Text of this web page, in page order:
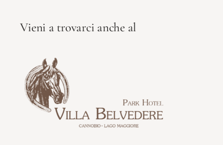
Vieni a trovarci anche al